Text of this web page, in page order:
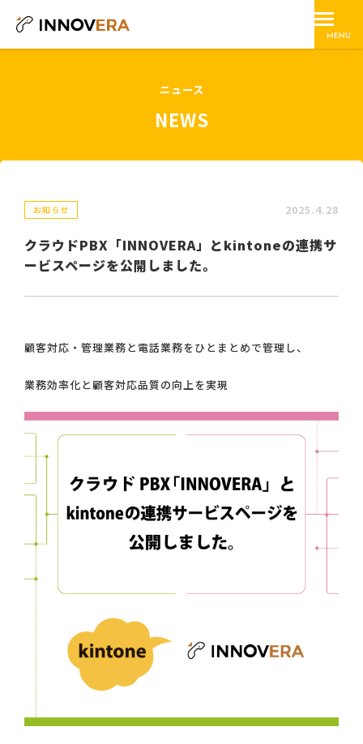
MENU
ニュース
NEWS
お知らせ 2025.4.28
クラウドPBX「INNOVERA」とkintoneの連携サ
ービスページを公開しました。
顧客対応・管理業務と電話業務をひとまとめで管理し、
業務効率化と顧客対応品質の向上を実現